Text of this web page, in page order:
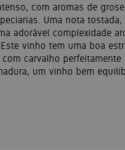
com aromas de
Uma nota
adorável complexidade
vinho tem uma boa
carvalho perfeitamente
um vinho bem